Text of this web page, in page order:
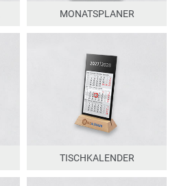
MONATSPLANER
TISCHKALENDER